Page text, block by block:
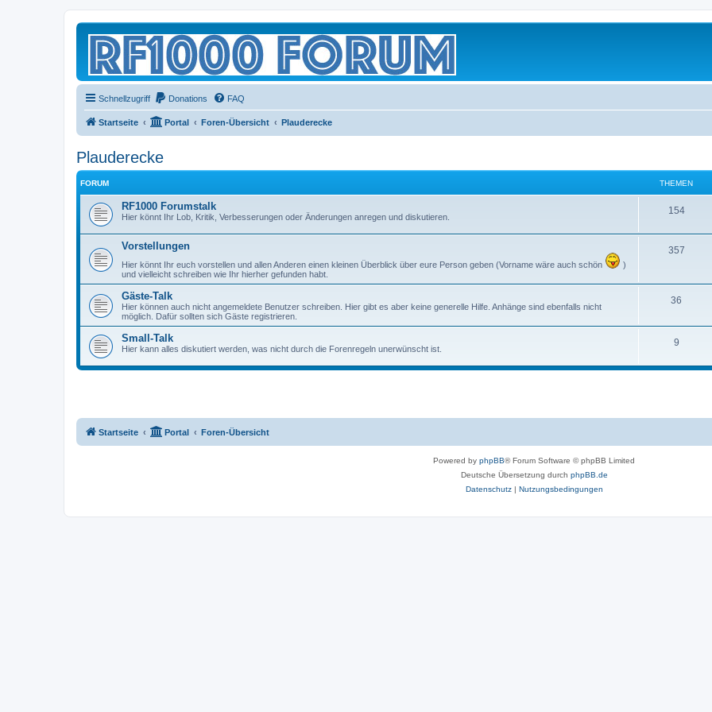
Schnellzugriff Donations FAQ
Startseite Portal Foren-Übersicht Plauderecke
Plauderecke
FORUM THEMEN
RF1000 Forumstalk
Hier könnt Ihr Lob, Kritik, Verbesserungen oder Änderungen anregen und diskutieren.
154
Vorstellungen
Hier könnt Ihr euch vorstellen und allen Anderen einen kleinen Überblick über eure Person geben (Vorname wäre auch schön
)
und vielleicht schreiben wie Ihr hierher gefunden habt.
357
Gäste-Talk
Hier können auch nicht angemeldete Benutzer schreiben. Hier gibt es aber keine generelle Hilfe. Anhänge sind ebenfalls nicht
möglich. Dafür sollten sich Gäste registrieren.
36
Small-Talk
Hier kann alles diskutiert werden, was nicht durch die Forenregeln unerwünscht ist.
9
Startseite Portal Foren-Übersicht
Powered by phpBB® Forum Software © phpBB Limited
Deutsche Übersetzung durch phpBB.de
Datenschutz| Nutzungsbedingungen